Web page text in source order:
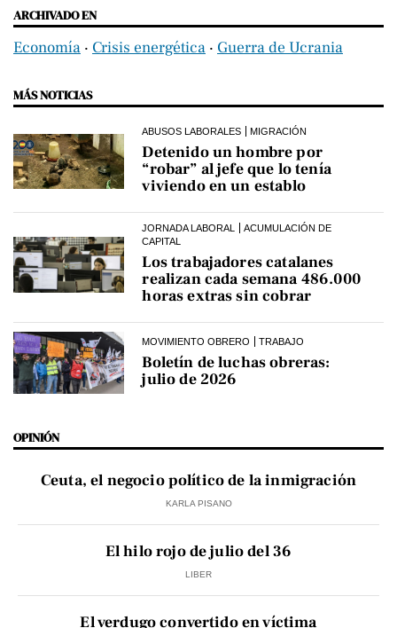
ARCHIVADO EN
Economía ‧ Crisis energética ‧ Guerra de Ucrania
MÁS NOTICIAS
ABUSOS LABORALES MIGRACIÓN
Detenido un hombre por
“robar” al jefe que lo tenía
viviendo en un establo
JORNADA LABORAL
ACUMULACIÓN DE
CAPITAL
Los trabajadores catalanes
realizan cada semana 486.000
horas extras sin cobrar
MOVIMIENTO OBRERO TRABAJO
Boletín de luchas obreras:
julio de 2026
OPINIÓN
Ceuta, el negocio político de la inmigración
KARLA PISANO
El hilo rojo de julio del 36
LIBER
El verdugo convertido en víctima